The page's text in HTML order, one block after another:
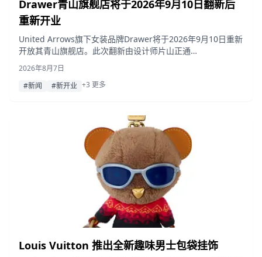
Drawer青山旗舰店将于2026年9月10日翻新后
重新开业
United Arrows旗下女装品牌Drawer将于2026年9月10日重新
开放其青山旗舰店。此次翻新由设计师片山正通
（Wonderwall®）操刀，以“传承与深化”为主题，不仅优化了
空间布局，还将推出翻新专享服饰系列。
2026年8月7日
#新闻
#新开业 +3 更多
Louis Vuitton 推出全新趣味男士包袋挂饰